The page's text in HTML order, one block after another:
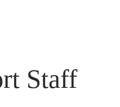
Staff